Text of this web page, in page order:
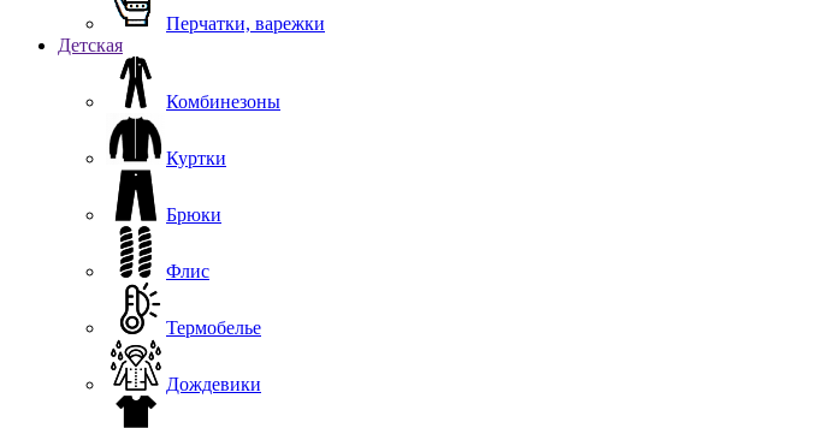
Перчатки, варежки
Детская
Комбинезоны
Куртки
Брюки
Флис
Термобелье
Дождевики